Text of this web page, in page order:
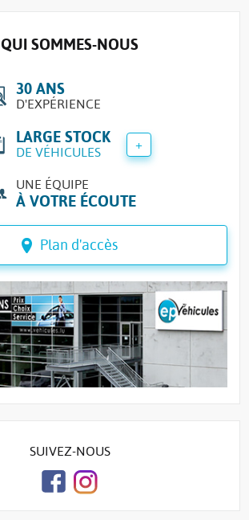
QUI SOMMES-NOUS
30 ANS
D'EXPÉRIENCE
LARGE STOCK
DE VÉHICULES
+
UNE ÉQUIPE
À VOTRE ÉCOUTE
Plan d'accès
SUIVEZ-NOUS